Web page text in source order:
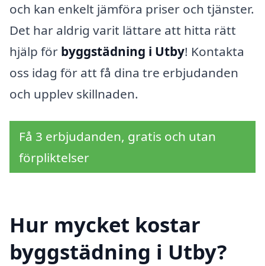
och kan enkelt jämföra priser och tjänster.
Det har aldrig varit lättare att hitta rätt
hjälp för byggstädning i Utby! Kontakta
oss idag för att få dina tre erbjudanden
och upplev skillnaden.
Få 3 erbjudanden, gratis och utan
förpliktelser
Hur mycket kostar
byggstädning i Utby?